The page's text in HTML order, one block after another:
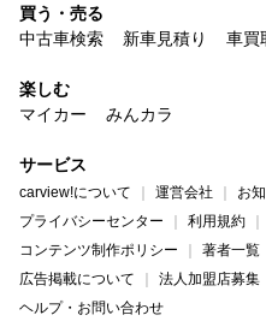
買う・売る
中古車検索
新車見積り 車買
楽しむ
マイカー
みんカラ
サービス
carview!について 運営会社 お
プライバシーセンター
利用規約
コンテンツ制作ポリシー
著者一覧
広告掲載について
法人加盟店募集
ヘルプ・お問い合わせ